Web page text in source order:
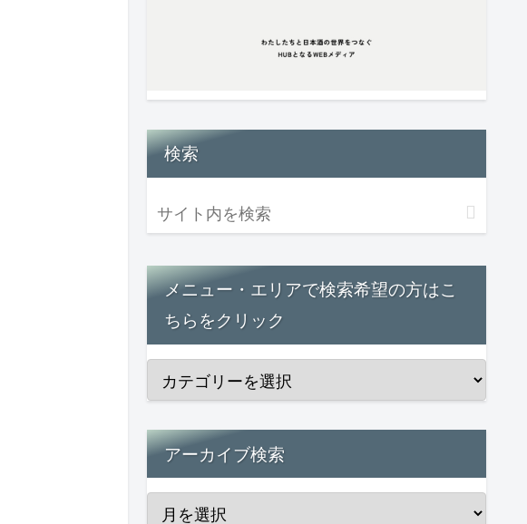
検索
メニュー・エリアで検索希望の方はこ
ちらをクリック
アーカイブ検索